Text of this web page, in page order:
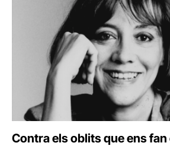
Contra els oblits que ens